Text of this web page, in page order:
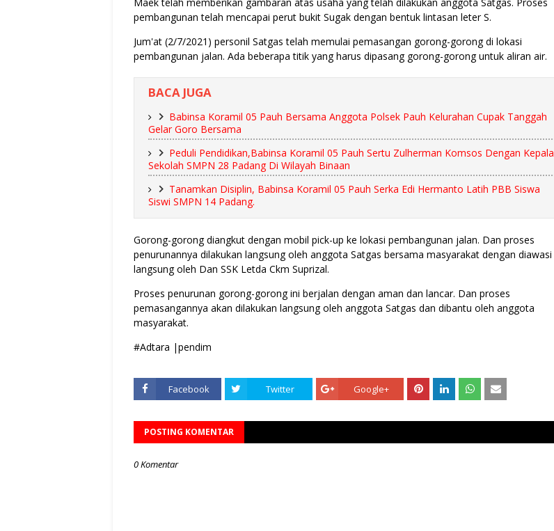
pembangunan telah mencapai perut bukit Sugak dengan bentuk lintasan leter S.
Jum'at (2/7/2021) personil Satgas telah memulai pemasangan gorong-gorong di lokasi
pembangunan jalan. Ada beberapa titik yang harus dipasang gorong-gorong untuk aliran air.
BACA JUGA
Babinsa Koramil 05 Pauh Bersama Anggota Polsek Pauh Kelurahan Cupak Tanggah
Gelar Goro Bersama
Peduli Pendidikan,Babinsa Koramil 05 Pauh Sertu Zulherman Komsos Dengan Kepala
Sekolah SMPN 28 Padang Di Wilayah Binaan
Tanamkan Disiplin, Babinsa Koramil 05 Pauh Serka Edi Hermanto Latih PBB Siswa
Siswi SMPN 14 Padang.
Gorong-gorong diangkut dengan mobil pick-up ke lokasi pembangunan jalan. Dan proses
penurunannya dilakukan langsung oleh anggota Satgas bersama masyarakat dengan diawasi
langsung oleh Dan SSK Letda Ckm Suprizal.
Proses penurunan gorong-gorong ini berjalan dengan aman dan lancar. Dan proses
pemasangannya akan dilakukan langsung oleh anggota Satgas dan dibantu oleh anggota
masyarakat.
#Adtara |pendim
Facebook Twitter Google+
POSTING KOMENTAR
0 Komentar